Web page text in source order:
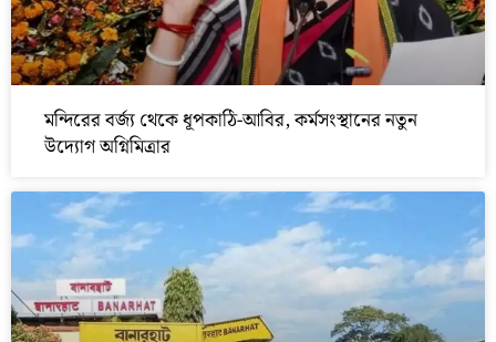
মন্দিরের বর্জ্য থেকে ধূপকাঠি-আবির, কর্মসংস্থানের নতুন
উদ্যোগ অগ্নিমিত্রার